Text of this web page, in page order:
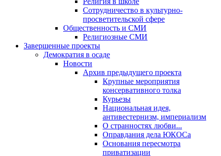
Сотрудничество в культурно-
просветительской сфере
Общественность и СМИ
Религиозные СМИ
Завершенные проекты
Демократия в осаде
Новости
Архив предыдущего проекта
Крупные мероприятия
консервативного толка
Курьезы
Национальная идея,
антивестернизм, империализм
О странностях любви...
Оправдания дела ЮКОСа
Основания пересмотра
приватизации